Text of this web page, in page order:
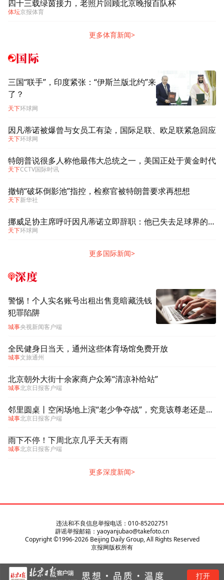
四十三载绿茵接力，老照片回顾北京晚报百队杯
体坛京报体育
更多体育新闻>
国际
三国“联手”，印度紧张：“伊斯兰版北约”来
了？
天下环球网
因凡蒂诺被爆曾与女员工有染，国际足联、欧足联紧急回应
天下环球网
特朗普说很多人称他最伟大总统之一，美国正处于黄金时代
天下CCTV国际时讯
撤销“破坏倒影池”指控，检察官被特朗普要求再想想
天下新华社
挪威足协主席呼吁因凡蒂诺立即辞职：他已失去足球界的信任
天下环球网
更多国际新闻>
深度
警惕！个人实名账号出租出售竟暗藏洗钱
犯罪陷阱
城事央视新闻客户端
全民健身日当天，通州这些体育场馆免费开放
城事文旅通州
北京朝外大街十余家商户众筹“清凉补给站”
城事北京日报客户端
邻里圆桌丨空闲场地上演“老少争夺战”，究竟该尊老还是爱幼
城事北京日报客户端
雨下不停！下周北京几乎天天有雨
城事北京日报客户端
更多深度新闻>
打开
违法和不良信息举报电话：010-85202751
辟谣举报邮箱：yaoyanjubao@takefoto.cn
Copyright ©1996-2026Beijing Daily Group, All Rights Reserved
京报网版权所有